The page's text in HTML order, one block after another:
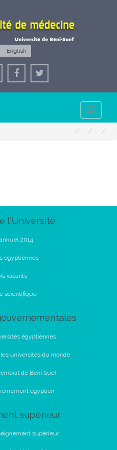
English
Toggle
navigation
l'Université
2014
égyptiennes
vacants
scientifique
égyptiennes
universités du monde
de Beni Suef
égyptien
supérieur
supérieur